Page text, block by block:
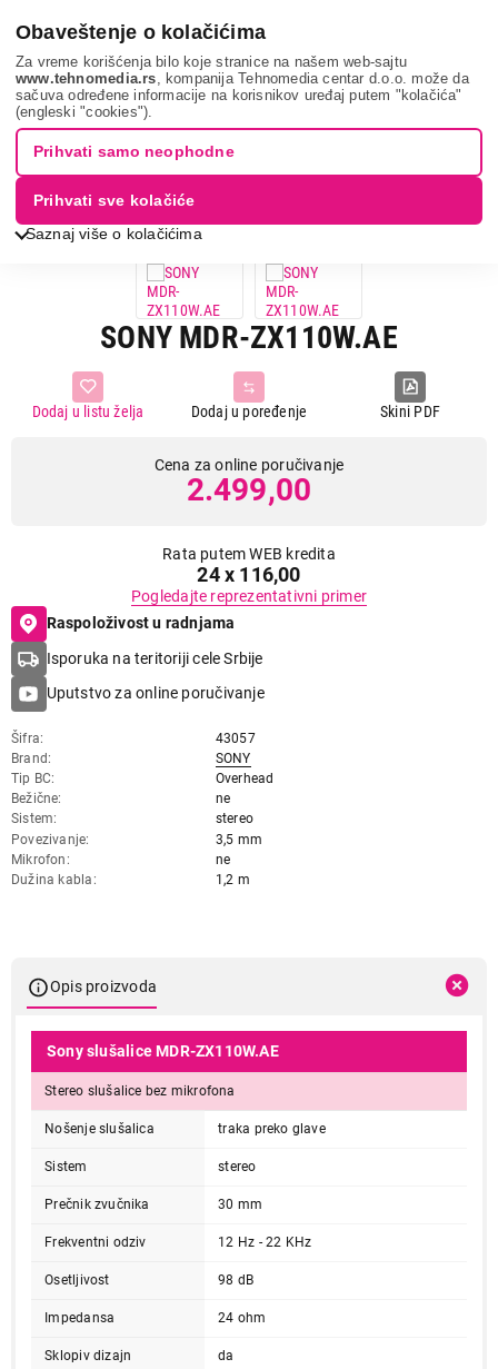
Obaveštenje o kolačićima
Za vreme korišćenja bilo koje stranice na našem web-sajtu
www.tehnomedia.rs , kompanija Tehnomedia centar d.o.o. može da
sačuva određene informacije na korisnikov uređaj putem "kolačića"
(engleski "cookies").
Saznaj više o kolačićima
Prihvati samo neophodne
Prihvati sve kolačiće
Tv, audio, video i foto Slušalice Overhead slušalice
Sony
mdr-zx110w...
SONY MDR-ZX110W.AE
Skini PDF
Dodaj u poređenje
Dodaj u listu želja
Cena za online poručivanje
2.499,00
Rata putem WEB kredita
24 x 116,00
Pogledajte reprezentativni primer
Raspoloživost u radnjama
Isporuka na teritoriji cele Srbije
Uputstvo za online poručivanje
Šifra
43057
Brand
SONY
Tip BC
Overhead
Bežične
ne
Sistem
stereo
Povezivanje
3,5 mm
Mikrofon
ne
Dužina kabla
1,2 m
Opis proizvoda
Sony slušalice MDR-ZX110W.AE
Stereo slušalice bez mikrofona
Nošenje slušalica traka preko glave
Sistem stereo
Prečnik zvučnika 30 mm
Frekventni odziv 12 Hz - 22 KHz
Osetljivost 98 dB
Impedansa 24 ohm
Sklopiv dizajn da